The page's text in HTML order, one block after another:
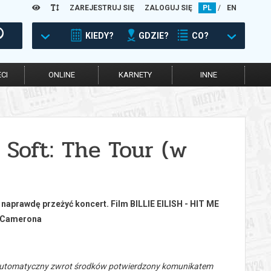
ZAREJESTRUJ SIĘ ZALOGUJ SIĘ PL / EN
KIEDY? GDZIE? CO?
ONLINE KARNETY INNE
The Tour (w
przeżyć koncert. Film BILLIE EILISH - HIT ME
zwrot środków potwierdzony komunikatem